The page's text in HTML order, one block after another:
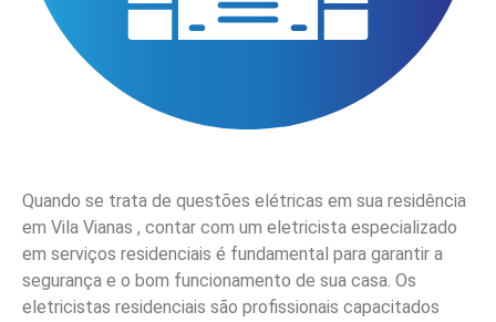
Quando se trata de questões elétricas em sua residência
em Vila Vianas , contar com um eletricista especializado
em serviços residenciais é fundamental para garantir a
segurança e o bom funcionamento de sua casa. Os
eletricistas residenciais são profissionais capacitados